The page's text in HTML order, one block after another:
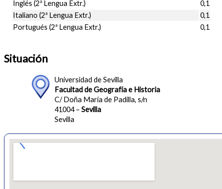
Inglés (2ª Lengua Extr.)
0,1
Italiano (2ª Lengua Extr.)
0,1
Portugués (2ª Lengua Extr.)
0,1
Situación
Universidad de Sevilla
Facultad de Geografía e Historia
C/ Doña María de Padilla, s/n
41004 – Sevilla
Sevilla